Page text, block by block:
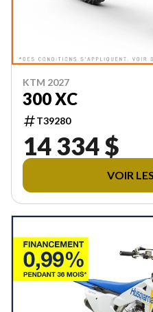
KTM 2027
300 XC
T39280
14 334 $
VOIR